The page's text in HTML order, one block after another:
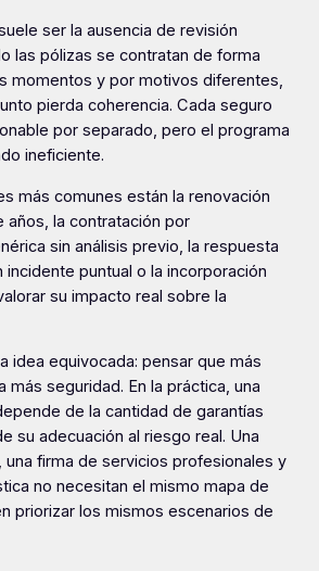
ser la ausencia de revisión
las pólizas se contratan de forma
momentos y por motivos diferentes,
pierda coherencia. Cada seguro
por separado, pero el programa
ineficiente.
más comunes están la renovación
años, la contratación por
sin análisis previo, la respuesta
incidente puntual o la incorporación
su impacto real sobre la
idea equivocada: pensar que más
más seguridad. En la práctica, una
de la cantidad de garantías
su adecuación al riesgo real. Una
una firma de servicios profesionales y
no necesitan el mismo mapa de
priorizar los mismos escenarios de